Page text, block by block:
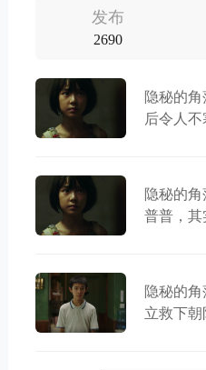
发布
2690
隐秘的
后令人
隐秘的
普普，其
隐秘的
立救下朝